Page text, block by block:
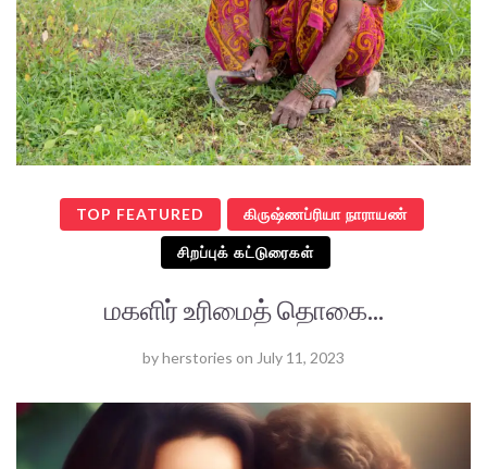
TOP FEATURED கிருஷ்ணப்ரியா நாராயண்
சிறப்புக் கட்டுரைகள்
மகளிர் உரிமைத் தொகை...
byherstories on July 11, 2023